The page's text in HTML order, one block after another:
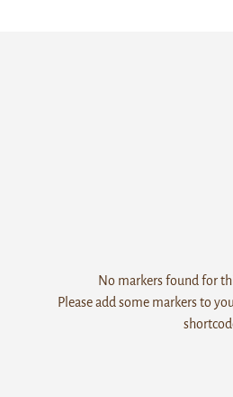
No markers found for
Please add some markers to